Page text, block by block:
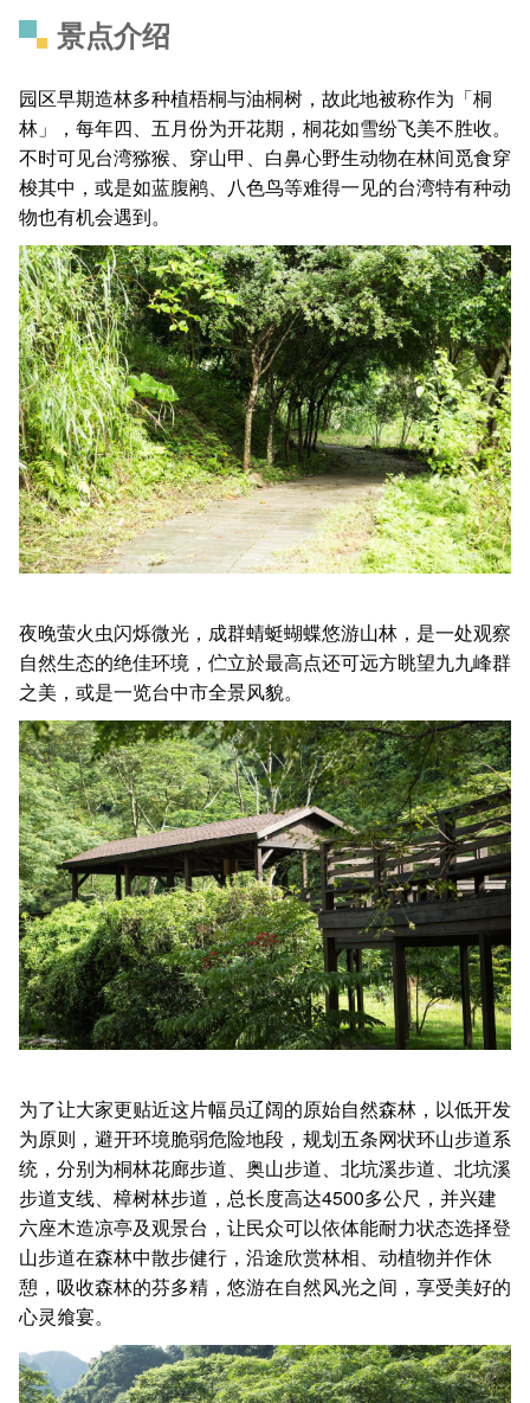
景点介绍
园区早期造林多种植梧桐与油桐树，故此地被称作为「桐
林」，每年四、五月份为开花期，桐花如雪纷飞美不胜收。
不时可见台湾猕猴、穿山甲、白鼻心野生动物在林间觅食穿
梭其中，或是如蓝腹鹇、八色鸟等难得一见的台湾特有种动
物也有机会遇到。
夜晚萤火虫闪烁微光，成群蜻蜓蝴蝶悠游山林，是一处观察
自然生态的绝佳环境，伫立於最高点还可远方眺望九九峰群
之美，或是一览台中市全景风貌。
为了让大家更贴近这片幅员辽阔的原始自然森林，以低开发
为原则，避开环境脆弱危险地段，规划五条网状环山步道系
统，分别为桐林花廊步道、奥山步道、北坑溪步道、北坑溪
步道支线、樟树林步道，总长度高达4500多公尺，并兴建
六座木造凉亭及观景台，让民众可以依体能耐力状态选择登
山步道在森林中散步健行，沿途欣赏林相、动植物并作休
憩，吸收森林的芬多精，悠游在自然风光之间，享受美好的
心灵飨宴。